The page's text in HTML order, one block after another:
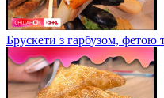
Брускети з гарбузом, фетою